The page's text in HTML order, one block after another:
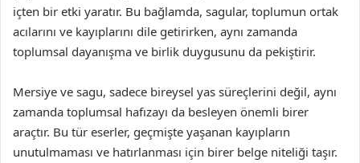
içten bir etki yaratır. Bu bağlamda, sagular, toplumun ortak
acılarını ve kayıplarını dile getirirken, aynı zamanda
toplumsal dayanışma ve birlik duygusunu da pekiştirir.
Mersiye ve sagu, sadece bireysel yas süreçlerini değil, aynı
zamanda toplumsal hafızayı da besleyen önemli birer
araçtır. Bu tür eserler, geçmişte yaşanan kayıpların
unutulmaması ve hatırlanması için birer belge niteliği taşır.